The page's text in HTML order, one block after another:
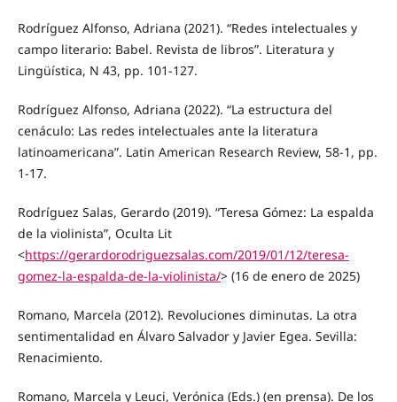
Rodríguez Alfonso, Adriana (2021). “Redes intelectuales y
campo literario: Babel. Revista de libros”. Literatura y
Lingüística, N 43, pp. 101-127.
Rodríguez Alfonso, Adriana (2022). “La estructura del
cenáculo: Las redes intelectuales ante la literatura
latinoamericana”. Latin American Research Review, 58-1, pp.
1-17.
Rodríguez Salas, Gerardo (2019). “Teresa Gómez: La espalda
de la violinista”, Oculta Lit
<https://gerardorodriguezsalas.com/2019/01/12/teresa-
gomez-la-espalda-de-la-violinista/> (16 de enero de 2025)
Romano, Marcela (2012). Revoluciones diminutas. La otra
sentimentalidad en Álvaro Salvador y Javier Egea. Sevilla:
Renacimiento.
Romano, Marcela y Leuci, Verónica (Eds.) (en prensa). De los